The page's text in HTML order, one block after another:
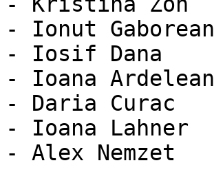
- Ionut Gaborean
- Iosif Dana
- Ioana Ardelean
- Daria Curac
- Ioana Lahner
- Alex Nemzet